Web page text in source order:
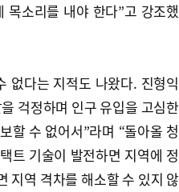
목소리를 내야 한다”고 강조했
없다는 지적도 나왔다. 진형익
걱정하며 인구 유입을 고심한
할 수 없어서”라며 “돌아올 청
트 기술이 발전하면 지역에 정
지역 격차를 해소할 수 있지 않